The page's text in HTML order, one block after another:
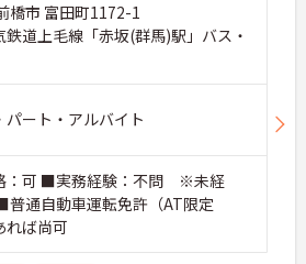
橋市 富田町1172-1
鉄道上毛線「赤坂(群馬)駅」バス・
パート・アルバイト
：可 ■実務経験：不問 ※未経
普通自動車運転免許（AT限定
れば尚可